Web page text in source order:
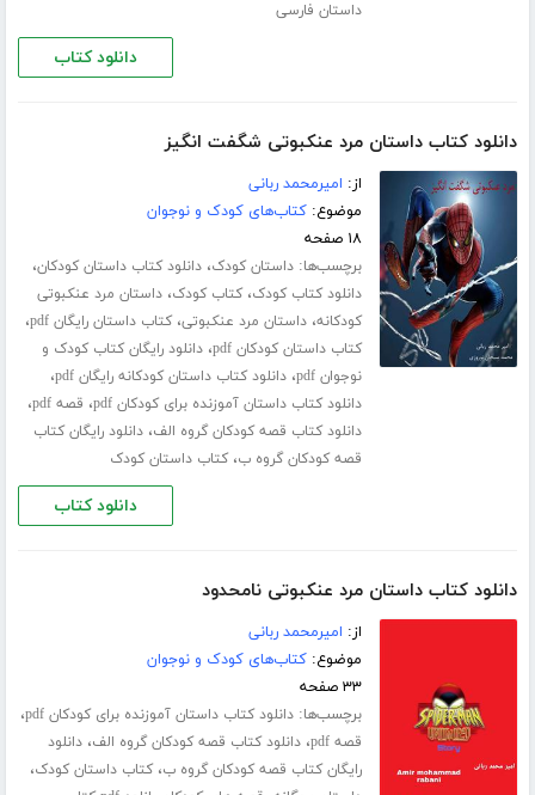
داستان فارسی
دانلود کتاب
دانلود کتاب داستان مرد عنکبوتی شگفت انگیز
از: امیرمحمد ربانی
موضوع:کتاب‌های کودک و نوجوان
۱۸ صفحه
برچسب‌ها:داستان کودک،دانلود کتاب داستان کودکان،
دانلود کتاب کودک،کتاب کودک،داستان مرد عنکبوتی
کودکانه،داستان مرد عنکبوتی،کتاب داستان رایگان pdf ،
کتاب داستان کودکان pdf ،دانلود رایگان کتاب کودک و
نوجوان pdf
،دانلود کتاب داستان کودکانه رایگان pdf ،
دانلود کتاب داستان آموزنده برای کودکان pdf ، قصه pdf ،
دانلود کتاب قصه کودکان گروه الف،دانلود رایگان کتاب
قصه کودکان گروه ب،کتاب داستان کودک
دانلود کتاب
دانلود کتاب داستان مرد عنکبوتی نامحدود
از: امیرمحمد ربانی
موضوع:کتاب‌های کودک و نوجوان
۳۳ صفحه
برچسب‌ها:دانلود کتاب داستان آموزنده برای کودکان pdf ،
قصه pdf ،دانلود کتاب قصه کودکان گروه الف،دانلود
رایگان کتاب قصه کودکان گروه ب،کتاب داستان کودک،